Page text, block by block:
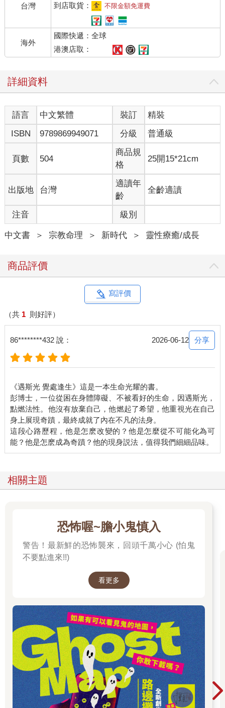
台灣
到店取貨：
不限金額免運費
海外
國際快遞：全球
港澳店取：
詳細資料
語言 中文繁體 裝訂
精裝
ISBN
9789869949071 分級 普通級
頁數 504
商品規
格
25開15*21cm
出版地 台灣
適讀年
齡
全齡適讀
注音 級別
中文書 ＞ 宗教命理 ＞ 新時代 ＞ 靈性療癒/成長
商品評價
寫評價
（共 1 則好評）
86********432 說： 2026-06-12 分享
《遇斯光 覺處逢生》這是一本生命光耀的書。
彭博士，一位從困在身體障礙、不被看好的生命，因遇斯光，
點燃法性。他沒有放棄自己，他燃起了希望，他重視光在自己
身上展現奇蹟，最終成就了內在不凡的法身。
這段心路歷程，他是怎麽改變的？他是怎麼從不可能化為可
相關主題
恐怖喔~膽小鬼慎入
警告！最新鮮的恐怖襲來，回頭千萬小心 (怕鬼
不要點進來!!)
看更多